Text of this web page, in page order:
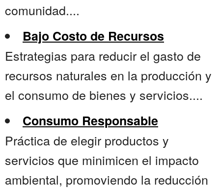
comunidad....
Bajo Costo de Recursos
Estrategias para reducir el gasto de
recursos naturales en la producción y
el consumo de bienes y servicios....
Consumo Responsable
Práctica de elegir productos y
servicios que minimicen el impacto
ambiental, promoviendo la reducción